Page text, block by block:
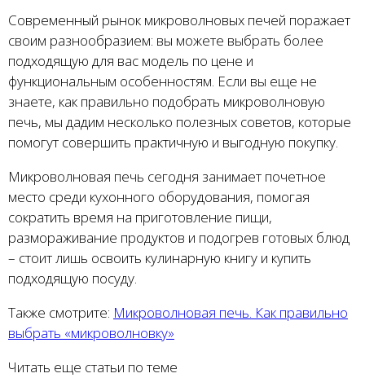
Современный рынок микроволновых печей поражает
своим разнообразием: вы можете выбрать более
подходящую для вас модель по цене и
функциональным особенностям. Если вы еще не
знаете, как правильно подобрать микроволновую
печь, мы дадим несколько полезных советов, которые
помогут совершить практичную и выгодную покупку.
Микроволновая печь сегодня занимает почетное
место среди кухонного оборудования, помогая
сократить время на приготовление пищи,
размораживание продуктов и подогрев готовых блюд
– стоит лишь освоить кулинарную книгу и купить
подходящую посуду.
Также смотрите: Микроволновая печь. Как правильно
выбрать «микроволновку»
Читать еще статьи по теме